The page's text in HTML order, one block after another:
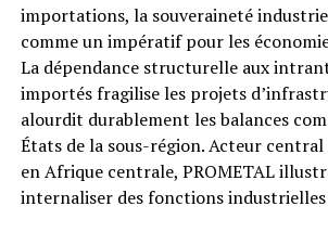
importations, la souveraineté
comme un impératif pour les
La dépendance structurelle aux
importés fragilise les projets
alourdit durablement les balances
États de la sous-région. Acteur central
en Afrique centrale, PROMETAL
internaliser des fonctions